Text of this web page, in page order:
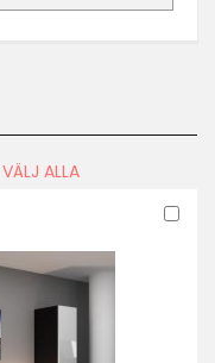
VÄLJ ALLA